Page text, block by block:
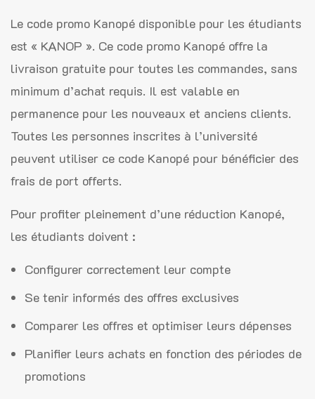
Le code promo Kanopé disponible pour les étudiants
est « KANOP ». Ce code promo Kanopé offre la
livraison gratuite pour toutes les commandes, sans
minimum d’achat requis. Il est valable en
permanence pour les nouveaux et anciens clients.
Toutes les personnes inscrites à l’université
peuvent utiliser ce code Kanopé pour bénéficier des
frais de port offerts.
Pour profiter pleinement d’une réduction Kanopé,
les étudiants doivent :
Configurer correctement leur compte
Se tenir informés des offres exclusives
Comparer les offres et optimiser leurs dépenses
Planifier leurs achats en fonction des périodes de
promotions